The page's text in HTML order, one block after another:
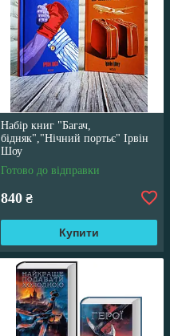
Набір книг "Багач,
бідняк","Нічний портьє" Ірвін
Шоу
Готово до відправки
840 ₴
Купити